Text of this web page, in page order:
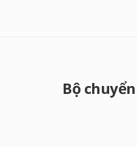
Bộ